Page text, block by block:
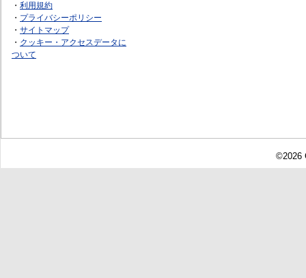
・ 利用規約
・ プライバシーポリシー
・ サイトマップ
・ クッキー・アクセスデータに
ついて
©2026